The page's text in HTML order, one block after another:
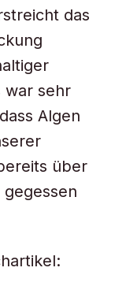
das
war sehr
Algen
über